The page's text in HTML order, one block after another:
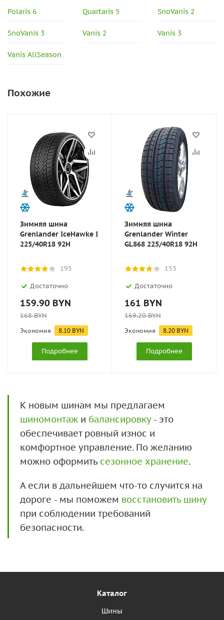
Polaris 6 Quartaris 5 SnoVanis 2
SnoVanis 3 Vanis 2 Vanis 3
Vanis AllSeason
Похожие
Зимняя шина
Grenlander IceHawke I
225/40R18 92H
195
Достаточно
159.90 BYN
168BYN
Экономия 8.10 BYN
Подробнее
Зимняя шина
Grenlander Winter
GL868 225/40R18 92H
153
Достаточно
161 BYN
169.20BYN
Экономия 8.20 BYN
Подробнее
К новым шинам мы предлагаем
шиномонтаж и балансировку- это
обеспечивает ровный износ и
комфортное управление. По желанию
можно оформить сезонное хранение.
А если в дальнейшем что-то случится на
дороге - мы поможем восстановить шину
при соблюдении требований
безопасности.
Каталог
Шины